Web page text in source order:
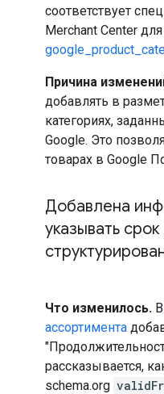
соответствует
Merchant Center
Причина
добавлять в
категориях,
Google. Это
товарах в Google
Добавлена
указывать
Что изменилось. В
ассортимента
рассказывается,
schema.org